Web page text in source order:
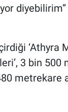
‘Athyra
3 bin 500
metrekare